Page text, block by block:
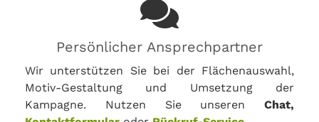
Persönlicher Ansprechpartner
Wir unterstützen Sie bei der Flächenauswahl,
Motiv-Gestaltung und Umsetzung der
Kampagne. Nutzen Sie unseren Chat,